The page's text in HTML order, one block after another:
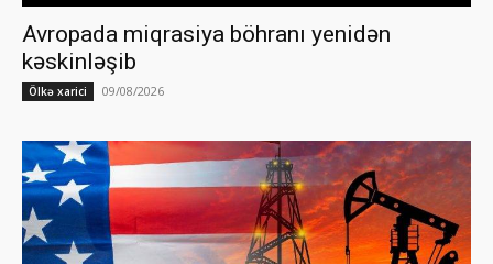
Avropada miqrasiya böhranı yenidən
kəskinləşib
Ölkə xarici 09/08/2026